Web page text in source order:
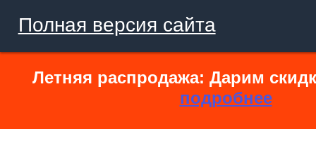
Полная версия сайта
Летняя распродажа: Дарим
подробнее